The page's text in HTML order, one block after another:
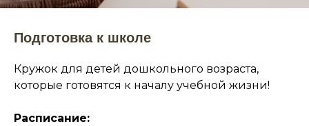
Подготовка к школе
Кружок для детей дошкольного возраста,
которые готовятся к началу учебной жизни!
Расписание: